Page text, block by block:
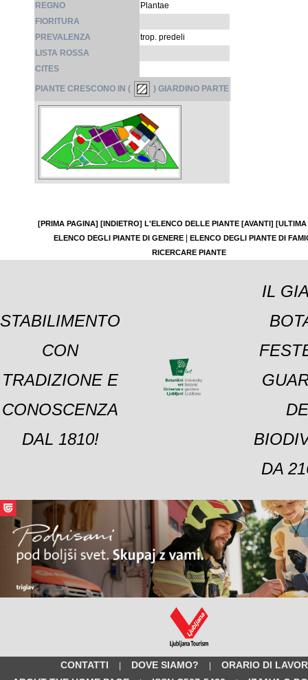
REGNO
Plantae
FIORITURA
PREVALENZA
trop. predeli
LISTA ROSSA
CITES
PIANTE CRESCONO IN ( ) GIARDINO PARTE
[PRIMA PAGINA] [INDIETRO] L'ELENCO DELLE PIANTE [AVANTI]
ELENCO DEGLI PIANTE DI GENERE
ELENCO DEGLI PIANTE DI
RICERCARE PIANTE
STABILIMENTO
CON
TRADIZIONE E
CONOSCENZA
DAL 1810!
IL
DA
CONTATTI | DOVE SIAMO? |
ORARIO DI